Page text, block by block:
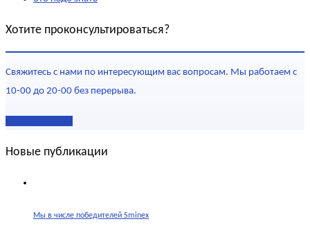
Хотите проконсультироваться?
Свяжитесь с нами по интересующим вас вопросам. Мы работаем с
10-00 до 20-00 без перерыва.
Новые публикации
Мы в числе победителей Sminex